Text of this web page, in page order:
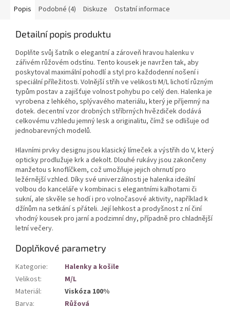
Popis Podobné (4) Diskuze Ostatní informace
Detailní popis produktu
Doplňte svůj šatník o elegantní a zároveň hravou halenku v
zářivém růžovém odstínu. Tento kousek je navržen tak, aby
poskytoval maximální pohodlí a styl pro každodenní nošení i
speciální příležitosti. Volnější střih ve velikosti M/L lichotí různým
typům postav a zajišťuje volnost pohybu po celý den. Halenka je
vyrobena z lehkého, splývavého materiálu, který je příjemný na
dotek. decentní vzor drobných stříbrných hvězdiček dodává
celkovému vzhledu jemný lesk a originalitu, čímž se odlišuje od
jednobarevných modelů.
Hlavními prvky designu jsou klasický límeček a výstřih do V, který
opticky prodlužuje krk a dekolt. Dlouhé rukávy jsou zakončeny
manžetou s knoflíčkem, což umožňuje jejich ohrnutí pro
ležérnější vzhled. Díky své univerzálnosti je halenka ideální
volbou do kanceláře v kombinaci s elegantními kalhotami či
sukní, ale skvěle se hodí i pro volnočasové aktivity, například k
džínům na setkání s přáteli. Její lehkost a prodyšnost z ní činí
vhodný kousek pro jarní a podzimní dny, případně pro chladnější
letní večery.
Doplňkové parametry
Kategorie:
Halenky a košile
Velikost:
M/L
Materiál:
Viskóza 100%
Barva:
Růžová